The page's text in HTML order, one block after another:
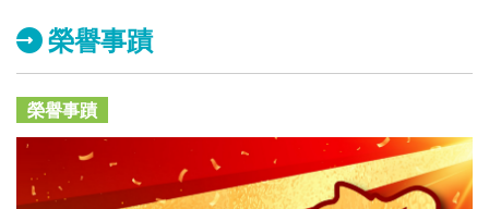
榮譽事蹟
榮譽事蹟